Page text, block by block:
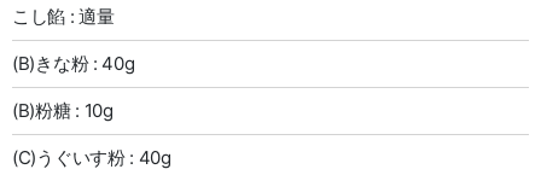
こし餡 : 適量
(B)きな粉 : 40g
(B)粉糖 : 10g
(C)うぐいす粉 : 40g